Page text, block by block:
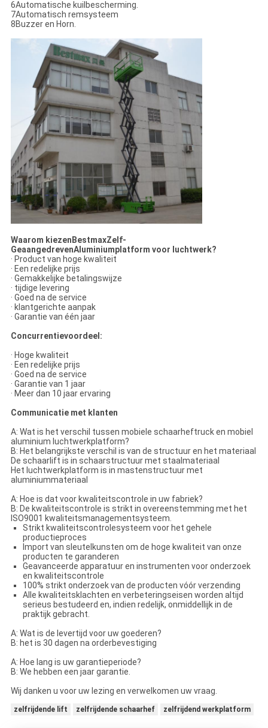
6Automatische kuilbescherming.
7Automatisch remsysteem
8Buzzer en Horn.
Waarom kiezen BestmaxZelf-
GeaangedrevenAluminiumplatform voor luchtwerk?
· Product van hoge kwaliteit
· Een redelijke prijs
· Gemakkelijke betalingswijze
· tijdige levering
· Goed na de service
· klantgerichte aanpak
· Garantie van één jaar
Concurrentievoordeel:
· Hoge kwaliteit
· Een redelijke prijs
· Goed na de service
· Garantie van 1 jaar
· Meer dan 10 jaar ervaring
Communicatie met klanten
A: Wat is het verschil tussen mobiele schaarheftruck en mobiel
aluminium luchtwerkplatform?
B: Het belangrijkste verschil is van de structuur en het materiaal
De schaarlift is in schaarstructuur met staalmateriaal
Het luchtwerkplatform is in mastenstructuur met
aluminiummateriaal
A: Hoe is dat voor kwaliteitscontrole in uw fabriek?
B: De kwaliteitscontrole is strikt in overeenstemming met het
ISO9001 kwaliteitsmanagementsysteem.
Strikt kwaliteitscontrolesysteem voor het gehele
productieproces
Import van sleutelkunsten om de hoge kwaliteit van onze
producten te garanderen
Geavanceerde apparatuur en instrumenten voor onderzoek
en kwaliteitscontrole
100% strikt onderzoek van de producten vóór verzending
Alle kwaliteitsklachten en verbeteringseisen worden altijd
serieus bestudeerd en, indien redelijk, onmiddellijk in de
praktijk gebracht.
A: Wat is de levertijd voor uw goederen?
B: het is 30 dagen na orderbevestiging
A: Hoe lang is uw garantieperiode?
B: We hebben een jaar garantie.
Wij danken u voor uw lezing en verwelkomen uw vraag.
zelfrijdende lift zelfrijdende schaarhef zelfrijdend werkplatform